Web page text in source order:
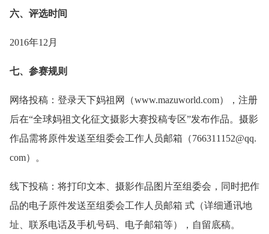
六、评选时间
2016年12月
七、参赛规则
网络投稿：登录天下妈祖网（www.mazuworld.com），注册
后在“全球妈祖文化征文摄影大赛投稿专区”发布作品。摄影
作品需将原件发送至组委会工作人员邮箱（766311152@qq.
com）。
线下投稿：将打印文本、摄影作品图片至组委会，同时把作
品的电子原件发送至组委会工作人员邮箱 式（详细通讯地
址、联系电话及手机号码、电子邮箱等），自留底稿。